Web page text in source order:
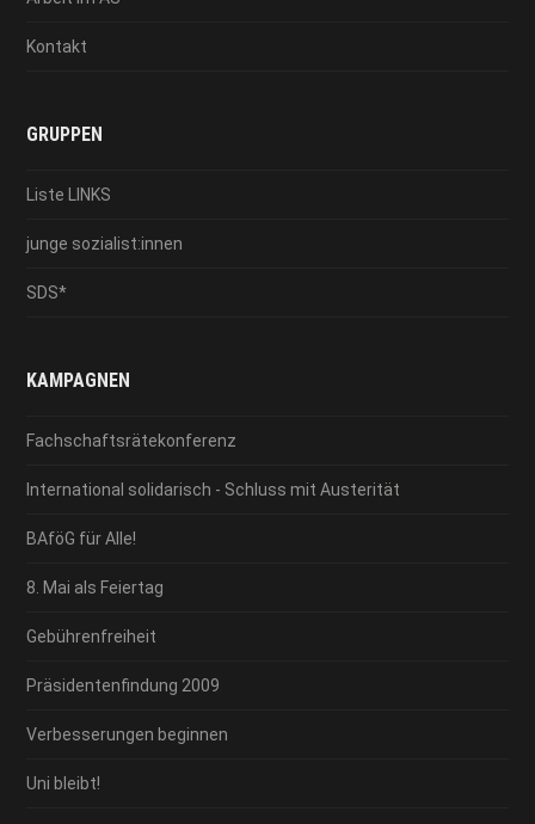
Kontakt
GRUPPEN
Liste LINKS
junge sozialist:innen
SDS*
KAMPAGNEN
Fachschaftsrätekonferenz
International solidarisch - Schluss mit Austerität
BAföG für Alle!
8. Mai als Feiertag
Gebührenfreiheit
Präsidentenfindung 2009
Verbesserungen beginnen
Uni bleibt!